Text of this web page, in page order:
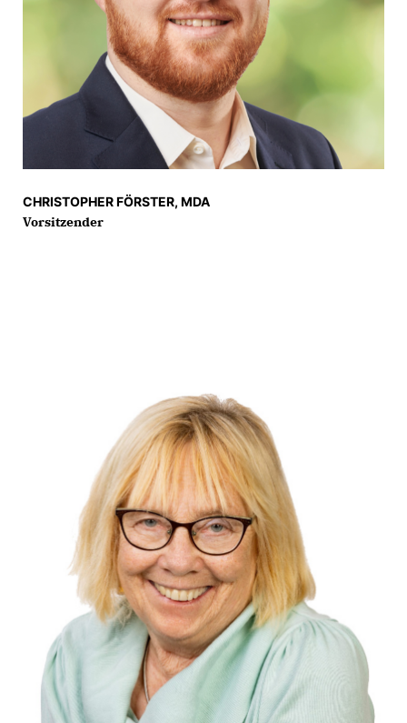
CHRISTOPHER FÖRSTER, MDA
Vorsitzender